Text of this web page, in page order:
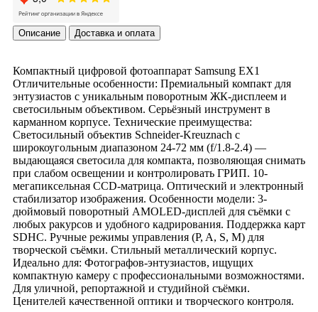
Описание Доставка и оплата
Компактный цифровой фотоаппарат Samsung EX1
Отличительные особенности: Премиальный компакт для
энтузиастов с уникальным поворотным ЖК-дисплеем и
светосильным объективом. Серьёзный инструмент в
карманном корпусе. Технические преимущества:
Светосильный объектив Schneider-Kreuznach с
широкоугольным диапазоном 24-72 мм (f/1.8-2.4) —
выдающаяся светосила для компакта, позволяющая снимать
при слабом освещении и контролировать ГРИП. 10-
мегапиксельная CCD-матрица. Оптический и электронный
стабилизатор изображения. Особенности модели: 3-
дюймовый поворотный AMOLED-дисплей для съёмки с
любых ракурсов и удобного кадрирования. Поддержка карт
SDHC. Ручные режимы управления (P, A, S, M) для
творческой съёмки. Стильный металлический корпус.
Идеально для: Фотографов-энтузиастов, ищущих
компактную камеру с профессиональными возможностями.
Для уличной, репортажной и студийной съёмки.
Ценителей качественной оптики и творческого контроля.